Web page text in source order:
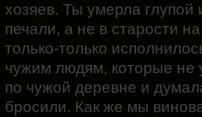
хозяев. Ты умерла глупой
печали, а не в старости
только-только
чужим людям, которые не
по чужой деревне и
бросили. Как же мы